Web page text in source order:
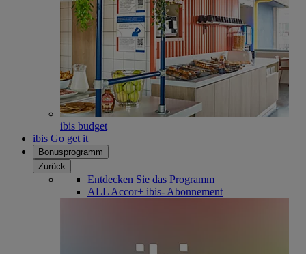
ibis budget
ibis Go get it
Bonusprogramm
Zurück
Entdecken Sie das Programm
ALL Accor+ ibis- Abonnement